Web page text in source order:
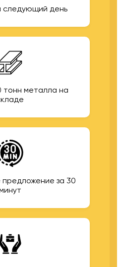
следующий день
тонн металла на
за 30